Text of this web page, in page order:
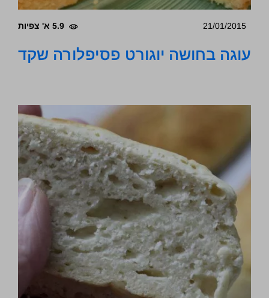
21/01/2015 5.9 א' צפיות
עוגה בחושה יוגורט פסיפלורה שקד